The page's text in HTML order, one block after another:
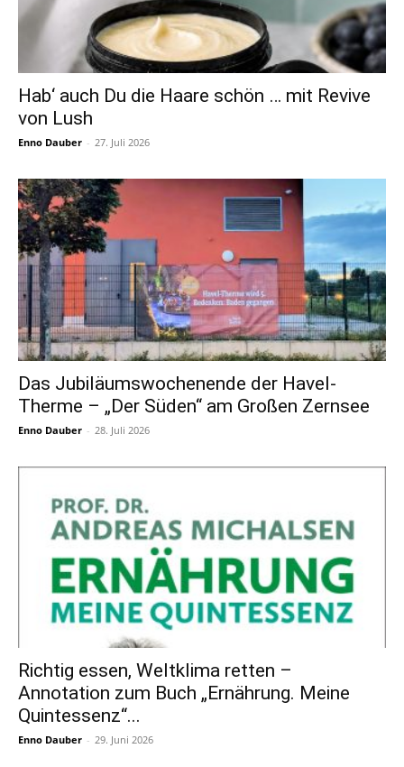
Hab‘ auch Du die Haare schön … mit Revive
von Lush
Enno Dauber - 27. Juli 2026
Das Jubiläumswochenende der Havel-
Therme – „Der Süden“ am Großen Zernsee
Enno Dauber - 28. Juli 2026
Richtig essen, Weltklima retten –
Annotation zum Buch „Ernährung. Meine
Quintessenz“...
Enno Dauber - 29. Juni 2026